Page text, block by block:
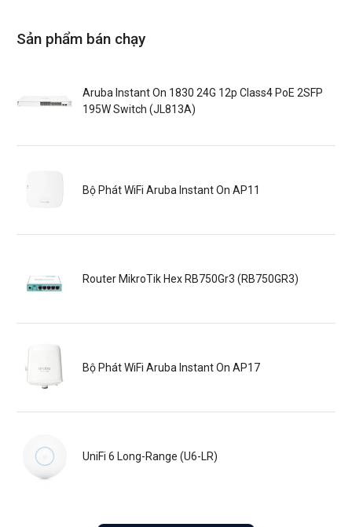
Sản phẩm bán chạy
Aruba Instant On 1830 24G 12p Class4 PoE 2SFP
195W Switch (JL813A)
Bộ Phát WiFi Aruba Instant On AP11
Router MikroTik Hex RB750Gr3 (RB750GR3)
Bộ Phát WiFi Aruba Instant On AP17
UniFi 6 Long-Range (U6-LR)